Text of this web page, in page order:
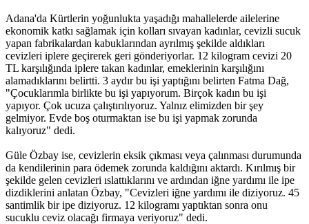
Adana'da Kürtlerin yoğunlukta yaşadığı mahallelerde ailelerine
ekonomik katkı sağlamak için kolları sıvayan kadınlar, cevizli sucuk
yapan fabrikalardan kabuklarından ayrılmış şekilde aldıkları
cevizleri iplere geçirerek geri gönderiyorlar. 12 kilogram cevizi 20
TL karşılığında iplere takan kadınlar, emeklerinin karşılığını
alamadıklarını belirtti. 3 aydır bu işi yaptığını belirten Fatma Dağ,
"Çocuklarımla birlikte bu işi yapıyorum. Birçok kadın bu işi
yapıyor. Çok ucuza çalıştırılıyoruz. Yalnız elimizden bir şey
gelmiyor. Evde boş oturmaktan ise bu işi yapmak zorunda
kalıyoruz" dedi.
Güle Özbay ise, cevizlerin eksik çıkması veya çalınması durumunda
da kendilerinin para ödemek zorunda kaldığını aktardı. Kırılmış bir
şekilde gelen cevizleri ıslattıklarını ve ardından iğne yardımı ile ipe
dizdiklerini anlatan Özbay, "Cevizleri iğne yardımı ile diziyoruz. 45
santimlik bir ipe diziyoruz. 12 kilogramı yaptıktan sonra onu
sucuklu ceviz olacağı firmaya veriyoruz" dedi.